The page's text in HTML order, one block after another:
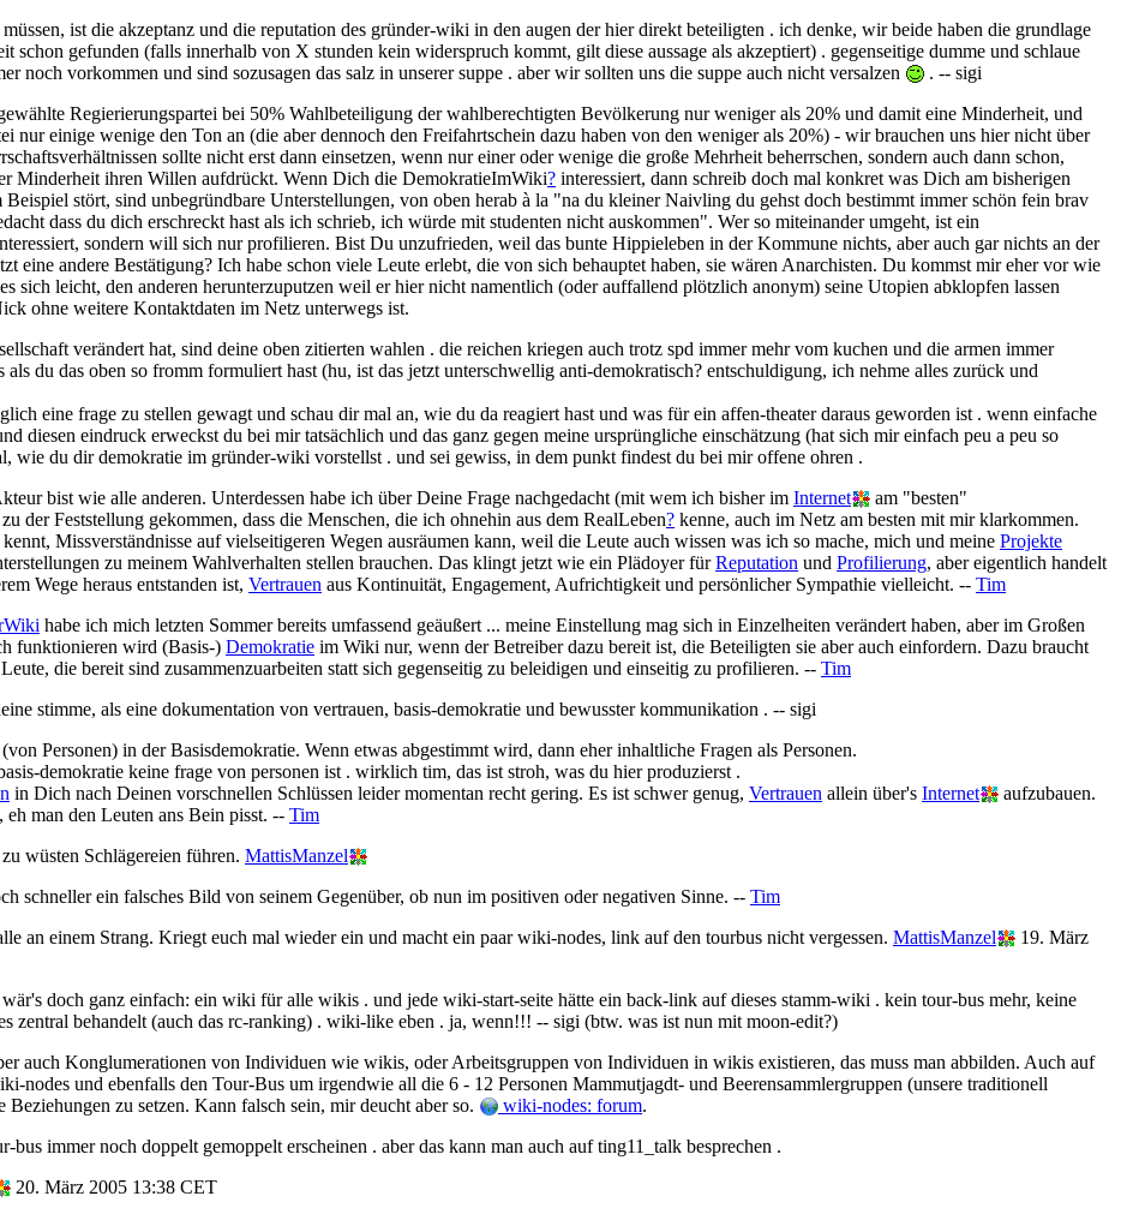
ist die akzeptanz und die reputation des gründer-wiki in den augen der hier direkt beteiligten . ich denke, wir beide haben die grundlage
schon gefunden (falls innerhalb von X stunden kein widerspruch kommt, gilt diese aussage als akzeptiert) . gegenseitige dumme und schlaue
noch vorkommen und sind sozusagen das salz in unserer suppe . aber wir sollten uns die suppe auch nicht versalzen
. -- sigi
Regierierungspartei bei 50% Wahlbeteiligung der wahlberechtigten Bevölkerung nur weniger als 20% und damit eine Minderheit, und
nur einige wenige den Ton an (die aber dennoch den Freifahrtschein dazu haben von den weniger als 20%) - wir brauchen uns hier nicht über
sollte nicht erst dann einsetzen, wenn nur einer oder wenige die große Mehrheit beherrschen, sondern auch dann schon,
Minderheit ihren Willen aufdrückt. Wenn Dich die DemokratieImWiki? interessiert, dann schreib doch mal konkret was Dich am bisherigen
stört, sind unbegründbare Unterstellungen, von oben herab à la "na du kleiner Naivling du gehst doch bestimmt immer schön fein brav
dass du dich erschreckt hast als ich schrieb, ich würde mit studenten nicht auskommen". Wer so miteinander umgeht, ist ein
sondern will sich nur profilieren. Bist Du unzufrieden, weil das bunte Hippieleben in der Kommune nichts, aber auch gar nichts an der
eine andere Bestätigung? Ich habe schon viele Leute erlebt, die von sich behauptet haben, sie wären Anarchisten. Du kommst mir eher vor wie
sich leicht, den anderen herunterzuputzen weil er hier nicht namentlich (oder auffallend plötzlich anonym) seine Utopien abklopfen lassen
ohne weitere Kontaktdaten im Netz unterwegs ist.
verändert hat, sind deine oben zitierten wahlen . die reichen kriegen auch trotz spd immer mehr vom kuchen und die armen immer
als du das oben so fromm formuliert hast (hu, ist das jetzt unterschwellig anti-demokratisch? entschuldigung, ich nehme alles zurück und
eine frage zu stellen gewagt und schau dir mal an, wie du da reagiert hast und was für ein affen-theater daraus geworden ist . wenn einfache
diesen eindruck erweckst du bei mir tatsächlich und das ganz gegen meine ursprüngliche einschätzung (hat sich mir einfach peu a peu so
wie du dir demokratie im gründer-wiki vorstellst . und sei gewiss, in dem punkt findest du bei mir offene ohren .
bist wie alle anderen. Unterdessen habe ich über Deine Frage nachgedacht (mit wem ich bisher im Internet
am "besten"
der Feststellung gekommen, dass die Menschen, die ich ohnehin aus dem RealLeben? kenne, auch im Netz am besten mit mir klarkommen.
Missverständnisse auf vielseitigeren Wegen ausräumen kann, weil die Leute auch wissen was ich so mache, mich und meine Projekte
zu meinem Wahlverhalten stellen brauchen. Das klingt jetzt wie ein Plädoyer fürReputation und Profilierung, aber eigentlich handelt
Wege heraus entstanden ist, Vertrauen aus Kontinuität, Engagement, Aufrichtigkeit und persönlicher Sympathie vielleicht. -- Tim
habe ich mich letzten Sommer bereits umfassend geäußert ... meine Einstellung mag sich in Einzelheiten verändert haben, aber im Großen
funktionieren wird (Basis-) Demokratie im Wiki nur, wenn der Betreiber dazu bereit ist, die Beteiligten sie aber auch einfordern. Dazu braucht
die bereit sind zusammenzuarbeiten statt sich gegenseitig zu beleidigen und einseitig zu profilieren. -- Tim
stimme, als eine dokumentation von vertrauen, basis-demokratie und bewusster kommunikation . -- sigi
Personen) in der Basisdemokratie. Wenn etwas abgestimmt wird, dann eher inhaltliche Fragen als Personen.
demokratie keine frage von personen ist . wirklich tim, das ist stroh, was du hier produzierst .
in Dich nach Deinen vorschnellen Schlüssen leider momentan recht gering. Es ist schwer genug, Vertrauen allein über's Internet
aufzubauen.
man den Leuten ans Bein pisst. -- Tim
wüsten Schlägereien führen. MattisManzel
schneller ein falsches Bild von seinem Gegenüber, ob nun im positiven oder negativen Sinne. -- Tim
an einem Strang. Kriegt euch mal wieder ein und macht ein paar wiki-nodes, link auf den tourbus nicht vergessen. MattisManzel
19. März
doch ganz einfach: ein wiki für alle wikis . und jede wiki-start-seite hätte ein back-link auf dieses stamm-wiki . kein tour-bus mehr, keine
zentral behandelt (auch das rc-ranking) . wiki-like eben . ja, wenn!!! -- sigi (btw. was ist nun mit moon-edit?)
auch Konglumerationen von Individuen wie wikis, oder Arbeitsgruppen von Individuen in wikis existieren, das muss man abbilden. Auch auf
nodes und ebenfalls den Tour-Bus um irgendwie all die 6 - 12 Personen Mammutjagdt- und Beerensammlergruppen (unsere traditionell
zu setzen. Kann falsch sein, mir deucht aber so.
wiki-nodes: forum.
immer noch doppelt gemoppelt erscheinen . aber das kann man auch auf ting11_talk besprechen .
20. März 2005 13:38 CET